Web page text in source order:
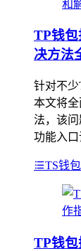
TP钱
决方法
针对不少
本文将
法，该问
功能入口
TS钱
TP钱